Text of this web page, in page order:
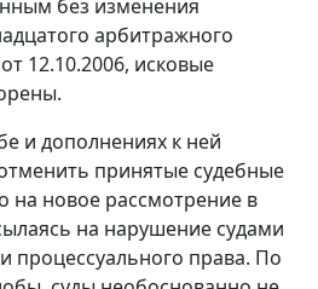
без изменения
арбитражного
12.10.2006, исковые
и дополнениях к ней
принятые судебные
на новое рассмотрение в
на нарушение судами
процессуального права. По